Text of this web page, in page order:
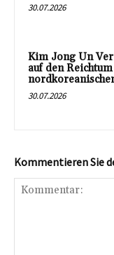
30.07.2026
Kim Jong Un
auf den
30.07.2026
Kommentieren Sie